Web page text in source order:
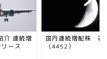
介 連続増
ース
国内連続増配株 花
（4452）